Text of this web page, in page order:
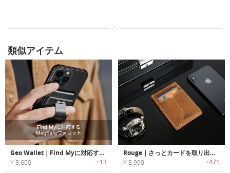
類似アイテム
Geo Wallet｜Find Myに対応するMagSafeウォレット「ジオウォレット」
¥ 3,600 +13
Rouge｜さっとカードを取り出せるRFIDブロッキングミニマリストスリムウォレット「ルージュ」
¥ 8,990 +471